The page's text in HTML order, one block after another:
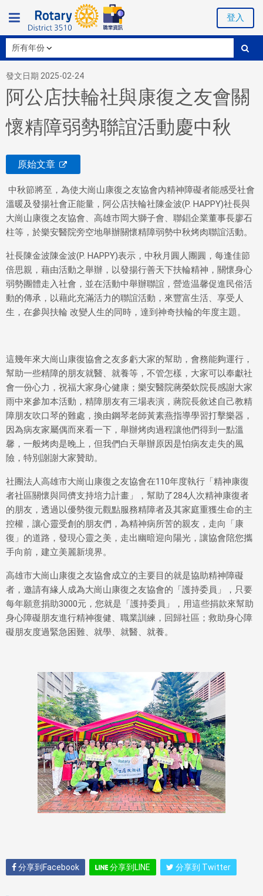
登入
發文日期 2025-02-24
阿公店扶輪社與康復之友會關
懷精障弱勢聯誼活動慶中秋
原始文章
中秋節將至，為使大崗山康復之友協會內精神障礙者能感受社會
溫暖及發揚社會正能量，阿公店扶輪社陳金波(P. HAPPY)社長與
大崗山康復之友協會、高雄市岡大獅子會、聯錩企業董事長廖石
柱等，於樂安醫院旁空地舉辦關懷精障弱勢中秋烤肉聯誼活動。
社長陳金波陳金波(P. HAPPY)表示，中秋月圓人團圓，每逢佳節
倍思親，藉由活動之舉辦，以發揚行善天下扶輪精神，關懷身心
弱勢團體走入社會，並在活動中舉辦聯誼，營造温馨促進民俗活
動的傳承，以藉此充滿活力的聯誼活動，來豐富生活、享受人
生，在參與扶輪 改變人生的同時，達到神奇扶輪的年度主題。
這幾年來大崗山康復協會之友多虧大家的幫助，會務能夠運行，
幫助一些精障的朋友就醫、就養等，不管怎樣，大家可以奉獻社
會一份心力，祝福大家身心健康；樂安醫院蔣榮欽院長感謝大家
雨中來參加本活動，精障朋友有三場表演，蔣院長敘述自己教精
障朋友吹口琴的難處，換由鋼琴老師黃素燕指導學習打擊樂器，
因為病友家屬偶而來看一下，舉辦烤肉過程讓他們得到一點溫
馨，一般烤肉是晚上，但我們白天舉辦原因是怕病友走失的風
險，特別謝謝大家贊助。
社團法人高雄市大崗山康復之友協會在110年度執行「精神康復
者社區關懷與同儕支持培力計畫」，幫助了284人次精神康復者
的朋友，透過以優勢復元觀點服務精障者及其家庭重獲生命的主
控權，讓心靈受創的朋友們，為精神病所苦的親友，走向「康
復」的道路，發現心靈之美，走出幽暗迎向陽光，讓協會陪您攜
手向前，建立美麗新境界。
高雄市大崗山康復之友協會成立的主要目的就是協助精神障礙
者，邀請有緣人成為大崗山康復之友協會的「護持委員」，只要
每年願意捐助3000元，您就是「護持委員」，用這些捐款來幫助
身心障礙朋友進行精神復健、職業訓練，回歸社區；救助身心障
礙朋友度過緊急困難、就學、就醫、就養。
分享到Facebook 分享到LINE 分享到 Twitter